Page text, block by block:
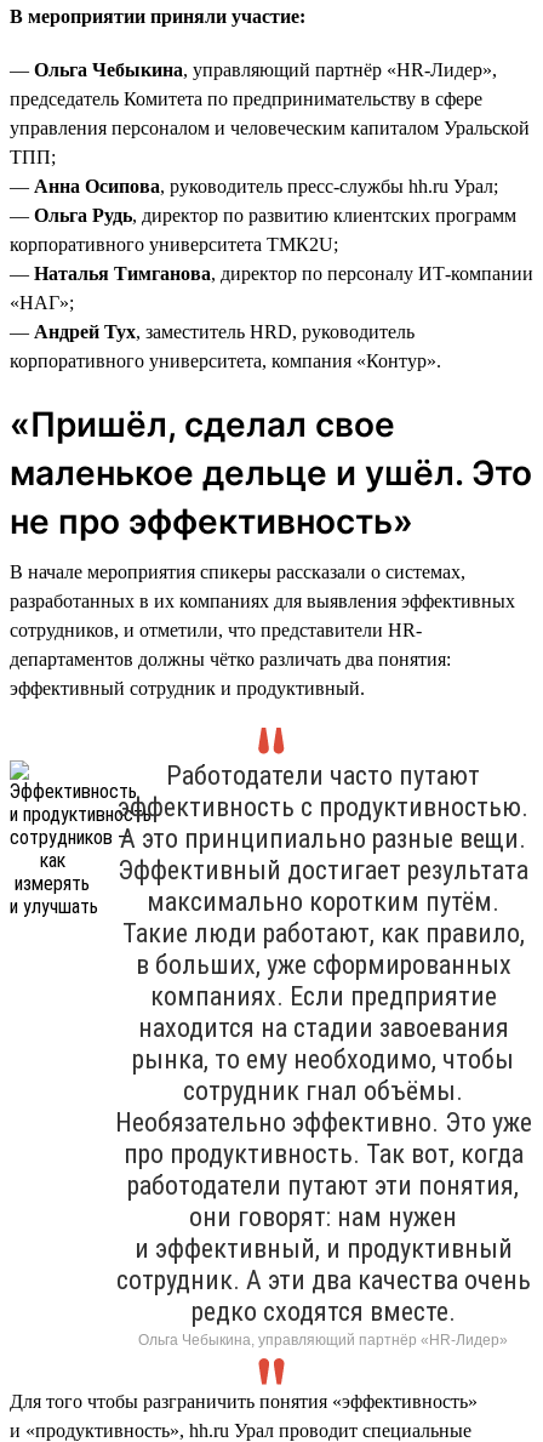
В мероприятии приняли участие:
— Ольга Чебыкина, управляющий партнёр «HR-Лидер»,
председатель Комитета по предпринимательству в сфере
управления персоналом и человеческим капиталом Уральской
ТПП;
— Анна Осипова, руководитель пресс-службы hh.ru Урал;
— Ольга Рудь, директор по развитию клиентских программ
корпоративного университета ТМК2U;
— Наталья Тимганова, директор по персоналу ИТ-компании
«НАГ»;
— Андрей Тух, заместитель HRD, руководитель
корпоративного университета, компания «Контур».
«Пришёл, сделал свое
маленькое дельце и ушёл. Это
не про эффективность»
В начале мероприятия спикеры рассказали о системах,
разработанных в их компаниях для выявления эффективных
сотрудников, и отметили, что представители HR-
департаментов должны чётко различать два понятия:
эффективный сотрудник и продуктивный.
Работодатели часто путают
эффективность с продуктивностью.
А это принципиально разные вещи.
Эффективный достигает результата
максимально коротким путём.
Такие люди работают, как правило,
в больших, уже сформированных
компаниях. Если предприятие
находится на стадии завоевания
рынка, то ему необходимо, чтобы
сотрудник гнал объёмы.
Необязательно эффективно. Это уже
про продуктивность. Так вот, когда
работодатели путают эти понятия,
они говорят: нам нужен
и эффективный, и продуктивный
сотрудник. А эти два качества очень
редко сходятся вместе.
Ольга Чебыкина, управляющий партнёр «HR-Лидер»
Для того чтобы разграничить понятия «эффективность»
и «продуктивность», hh.ru Урал проводит специальные